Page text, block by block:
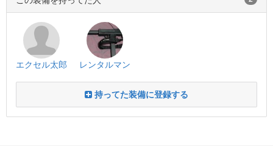
エクセル太郎 レンタルマン
持ってた装備に登録する